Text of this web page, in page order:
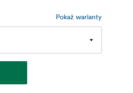
Pokaż warianty